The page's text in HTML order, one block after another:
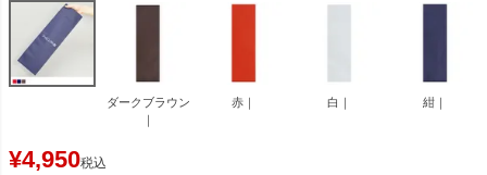
ダークブラウン
赤｜ 白｜ 紺｜
¥4,950税込